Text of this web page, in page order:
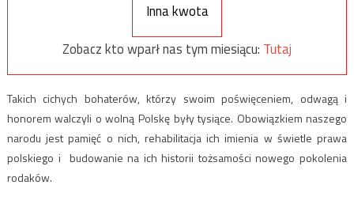
Inna kwota
Zobacz kto wparł nas tym miesiącu: Tutaj
Takich cichych bohaterów, którzy swoim poświęceniem, odwagą i
honorem walczyli o wolną Polskę były tysiące. Obowiązkiem naszego
narodu jest pamięć o nich, rehabilitacja ich imienia w świetle prawa
polskiego i budowanie na ich historii tożsamości nowego pokolenia
rodaków.